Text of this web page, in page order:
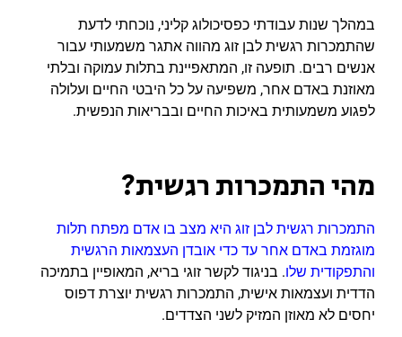
במהלך שנות עבודתי כפסיכולוג קליני, נוכחתי לדעת
שהתמכרות רגשית לבן זוג מהווה אתגר משמעותי עבור
אנשים רבים. תופעה זו, המתאפיינת בתלות עמוקה ובלתי
מאוזנת באדם אחר, משפיעה על כל היבטי החיים ועלולה
לפגוע משמעותית באיכות החיים ובבריאות הנפשית.
מהי התמכרות רגשית?
התמכרות רגשית לבן זוג היא מצב בו אדם מפתח תלות
מוגזמת באדם אחר עד כדי אובדן העצמאות הרגשית
והתפקודית שלו. בניגוד לקשר זוגי בריא, המאופיין בתמיכה
הדדית ועצמאות אישית, התמכרות רגשית יוצרת דפוס
יחסים לא מאוזן המזיק לשני הצדדים.